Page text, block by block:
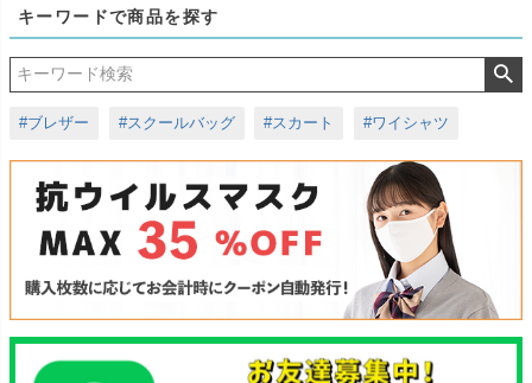
キーワードで商品を探す
#ブレザー #スクールバッグ #スカート #ワイシャツ